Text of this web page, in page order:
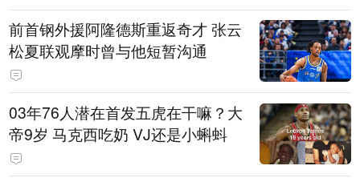
前首钢外援阿隆德斯重返奇才 张云
松夏联观摩时曾与他短暂沟通
03年76人潜在首发五虎在干嘛？大
帝9岁 马克西吃奶 VJ还是小蝌蚪